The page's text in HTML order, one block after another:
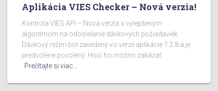
Aplikácia VIES Checker – Nová verzia!
Kontrola VIES API – Nová verzia s vylepšeným
algoritmom na odosielanie dávkových požiadaviek.
Dávkový režim bol zavedený vo verzii aplikácie 1.2.8 a je
predvolene povolený. Hoci ho možno zakázať,
Prečítajte si viac…